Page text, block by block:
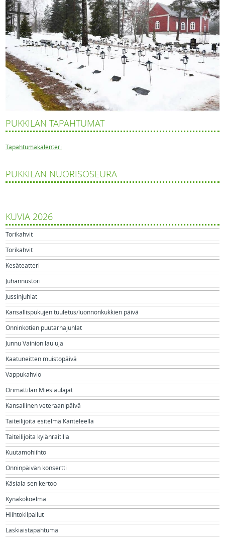
PUKKILAN TAPAHTUMAT
Tapahtumakalenteri
PUKKILAN NUORISOSEURA
KUVIA 2026
Torikahvit
Torikahvit
Kesäteatteri
Juhannustori
Jussinjuhlat
Kansallispukujen tuuletus/luonnonkukkien päivä
Onninkotien puutarhajuhlat
Junnu Vainion lauluja
Kaatuneitten muistopäivä
Vappukahvio
Orimattilan Mieslaulajat
Kansallinen veteraanipäivä
Taiteilijoita esitelmä Kanteleella
Taiteilijoita kylänraitilla
Kuutamohiihto
Onninpäivän konsertti
Käsiala sen kertoo
Kynäkokoelma
Hiihtokilpailut
Laskiaistapahtuma